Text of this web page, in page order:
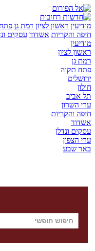
ראשון לציון רמת גן פתח תקוה
אשדוד עסקים ונדלן
לציון
ונדלן